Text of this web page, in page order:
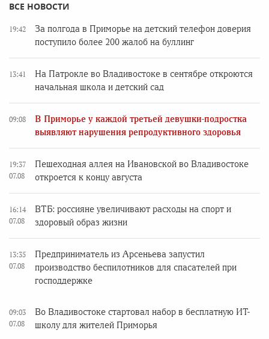
ВСЕ НОВОСТИ
19:42
За полгода в Приморье на детский телефон доверия
поступило более 200 жалоб на буллинг
13:41
На Патрокле во Владивостоке в сентябре откроются
начальная школа и детский сад
09:08
В Приморье у каждой третьей девушки-подростка
выявляют нарушения репродуктивного здоровья
19:37
07.08
Пешеходная аллея на Ивановской во Владивостоке
откроется к концу августа
16:14
07.08
ВТБ: россияне увеличивают расходы на спорт и
здоровый образ жизни
13:35
07.08
Предприниматель из Арсеньева запустил
производство беспилотников для спасателей при
господдержке
09:03
07.08
Во Владивостоке стартовал набор в бесплатную ИТ-
школу для жителей Приморья